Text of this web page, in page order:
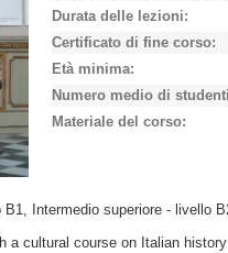
Durata delle lezioni
Certificato di fine corso
Età minima
Numero medio di
Materiale del corso
Intermedio superiore - livello
cultural course on Italian